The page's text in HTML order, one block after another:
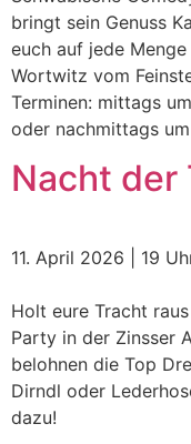
bringt sein Genuss
euch auf jede
Wortwitz vom
Terminen: mittags
oder nachmittags
Nacht der
11. April 2026 | 19
Holt eure Tracht
Party in der Zinsser
belohnen die Top
Dirndl oder
dazu!